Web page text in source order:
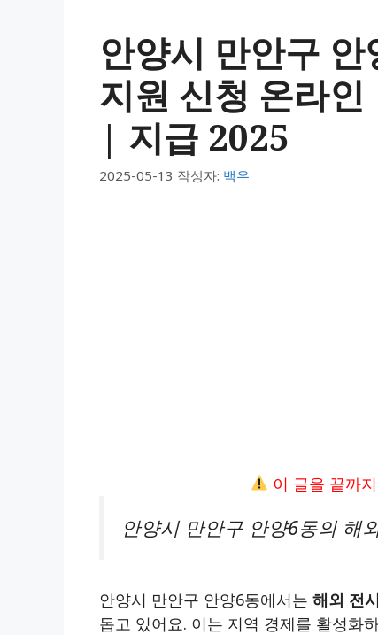
안양시 만안구
지원 신청 온라
| 지급 2025
2025-05-13 작성자: 백우
이 글을 끝까
안양시 만안구 안양6동의 해
안양시 만안구 안양6동에서는 해외 전
돕고 있어요. 이는 지역 경제를 활성화